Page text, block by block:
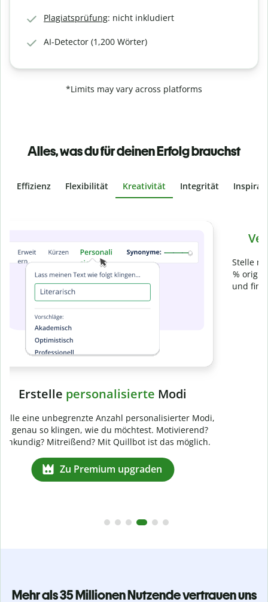
Plagiatsprüfung: nicht inkludiert
AI-Detector (1,200 Wörter)
*Limits may vary across platforms
Alles, was du für deinen Erfolg brauchst
Effizienz Flexibilität Kreativität Integrität
Stelle mit der Plagiatsprüfung sicher, dass dein Text zu 100
% original ist. Analysiere deine Arbeit in Sekundenschnelle
und finde fehlende Quellenangaben in über 100 Sprachen.
Mehr als 35 Millionen Nutzende vertrauen uns